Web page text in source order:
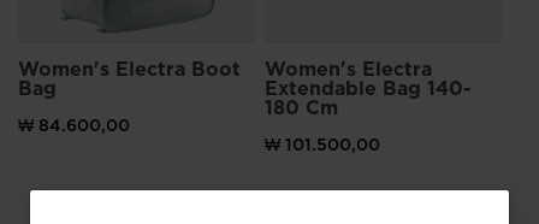
Women's Electra Boot
Bag
₩ 84.600,00
Women's Electra
Extendable Bag 140-
180 Cm
₩ 101.500,00